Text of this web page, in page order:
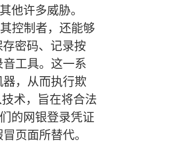
他许多威胁。
控制者，还能够
密码、记录按
工具。这一系
，从而执行欺
术，旨在将合法
的网银登录凭证
页面所替代。